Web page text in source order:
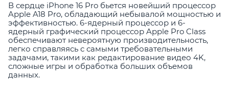
В сердце iPhone 16 Pro бьется новейший процессор
Apple A18 Pro, обладающий небывалой мощностью и
эффективностью. 6-ядерный процессор и 6-
ядерный графический процессор Apple Pro Class
обеспечивают невероятную производительность,
легко справляясь с самыми требовательными
задачами, такими как редактирование видео 4K,
сложные игры и обработка больших объемов
данных.